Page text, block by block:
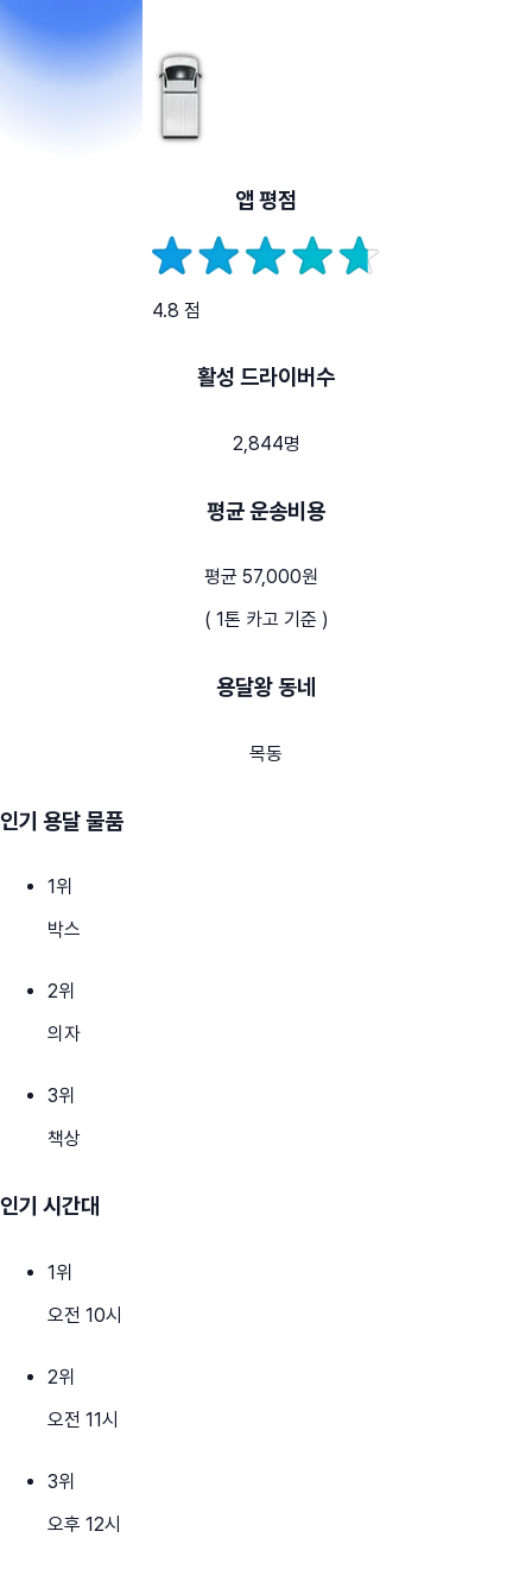
앱 평점
4.8 점
활성 드라이버수
2,844명
평균 운송비용
평균 57,000원
( 1톤 카고 기준 )
용달왕 동네
목동
인기 용달 물품
1위
박스
2위
의자
3위
책상
인기 시간대
1위
오전 10시
2위
오전 11시
3위
오후 12시